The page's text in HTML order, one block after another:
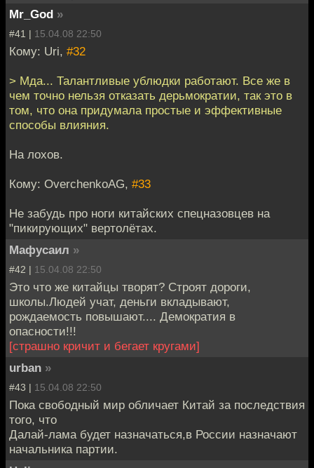
Mr_God »
#41 | 15.04.08 22:50
Кому: Uri, #32
> Мда... Талантливые ублюдки работают. Все же в
чем точно нельзя отказать дерьмократии, так это в
том, что она придумала простые и эффективные
способы влияния.
На лохов.
Кому: OverchenkoAG, #33
Не забудь про ноги китайских спецназовцев на
"пикирующих" вертолётах.
Мафусаил »
#42 | 15.04.08 22:50
Это что же китайцы творят? Строят дороги,
школы.Людей учат, деньги вкладывают,
рождаемость повышают.... Демократия в
опасности!!!
[страшно кричит и бегает кругами]
urban »
#43 | 15.04.08 22:50
Пока свободный мир обличает Китай за последствия
того, что
Далай-лама будет назначаться,в России назначают
начальника партии.